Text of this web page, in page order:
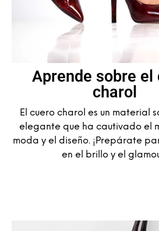
Aprende sobre el
charol
El cuero charol es un material
elegante que ha cautivado el
moda y el diseño. ¡Prepárate
en el brillo y el